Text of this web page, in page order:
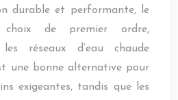
durable et performante, le
de premier ordre,
réseaux d’eau chaude
une bonne alternative pour
exigeantes, tandis que les